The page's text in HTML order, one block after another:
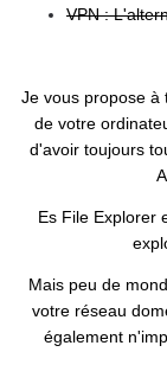
VPN :
Je vous propose à
de votre
d'avoir toujours
Es File Explorer
Mais peu de
votre réseau
également